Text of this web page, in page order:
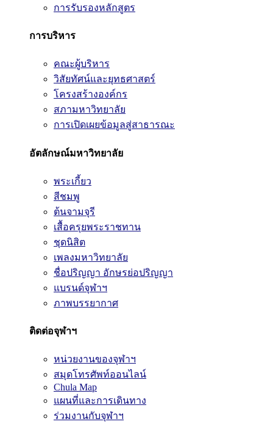
การรับรองหลักสูตร
การบริหาร
คณะผู้บริหาร
วิสัยทัศน์และยุทธศาสตร์
โครงสร้างองค์กร
สภามหาวิทยาลัย
การเปิดเผยข้อมูลสู่สาธารณะ
อัตลักษณ์มหาวิทยาลัย
พระเกี้ยว
สีชมพู
ต้นจามจุรี
เสื้อครุยพระราชทาน
ชุดนิสิต
เพลงมหาวิทยาลัย
ชื่อปริญญา อักษรย่อปริญญา
แบรนด์จุฬาฯ
ภาพบรรยากาศ
ติดต่อจุฬาฯ
หน่วยงานของจุฬาฯ
สมุดโทรศัพท์ออนไลน์
Chula Map
แผนที่และการเดินทาง
ร่วมงานกับจุฬาฯ